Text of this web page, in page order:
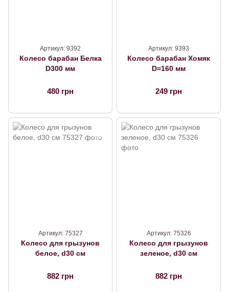
Артикул: 9392
Колесо барабан Белка
D300 мм
480 грн
Артикул: 9393
Колесо барабан Хомяк
D=160 мм
249 грн
Артикул: 75327
Колесо для грызунов
белое, d30 см
882 грн
Артикул: 75326
Колесо для грызунов
зеленое, d30 см
882 грн